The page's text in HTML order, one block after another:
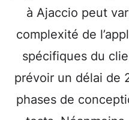
à Ajaccio peut
complexité de
spécifiques du
prévoir un délai de
phases de